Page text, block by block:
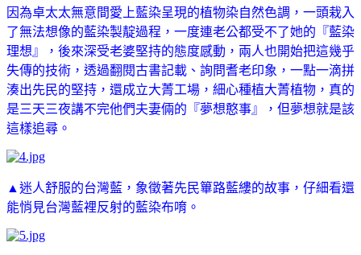
因為卓太太無意間愛上藍染呈現的植物染自然色調，一頭栽入
了無法想像的藍染製靛過程，一度連老公都受不了她的『藍染
理想』，後來深受老婆堅持的態度感動，兩人也開始把這幾乎
失傳的技術，透過翻閱古書記載、詢問耆老印象，一點一滴拼
湊出先民的堅持，還成立大菁工場，細心種植大菁植物，真的
是三天三夜講不完他們夫妻倆的『夢想憨事』，但夢想就是該
這樣追尋。
▲迷人舒服的台灣藍，象徵著先民篳路藍縷的故事，仔細看還
能悄見台灣藍裡反射的藍染布唷。